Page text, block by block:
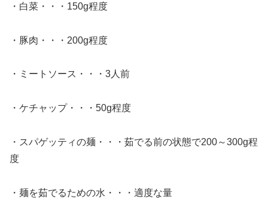
・白菜・・・150g程度
・豚肉・・・200g程度
・ミートソース・・・3人前
・ケチャップ・・・50g程度
・スパゲッティの麺・・・茹でる前の状態で200～300g程
度
・麺を茹でるための水・・・適度な量